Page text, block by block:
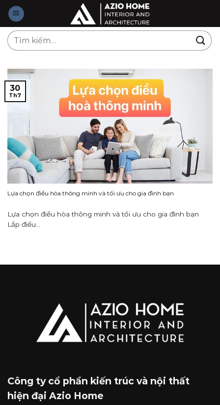
Skip
content
Tìm
kiếm:
Lựa chọn điều hòa thông minh và tối ưu cho gia đình bạn
Lựa chọn điều hòa thông minh và tối ưu cho gia đình bạn
Lắp điều...
30
Th7
Công ty cổ phần kiến trúc và nội thất
hiện đại Azio Home